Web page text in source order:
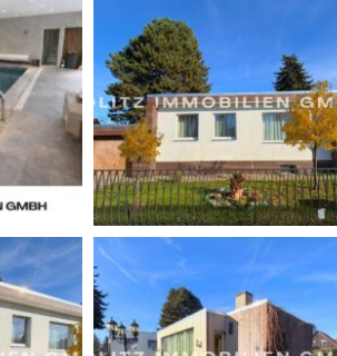
sich das großzügige Wohnzimmer
und stilvollem Kamin. Von hier
Flur gelangen Sie auf die sonnige
Rechter Hand befindet sich die
mit viel Platz und gemütlicher
Ergänzt wird das Raumangebot durch
Tageslichtbad mit Whirlpool, Bidet